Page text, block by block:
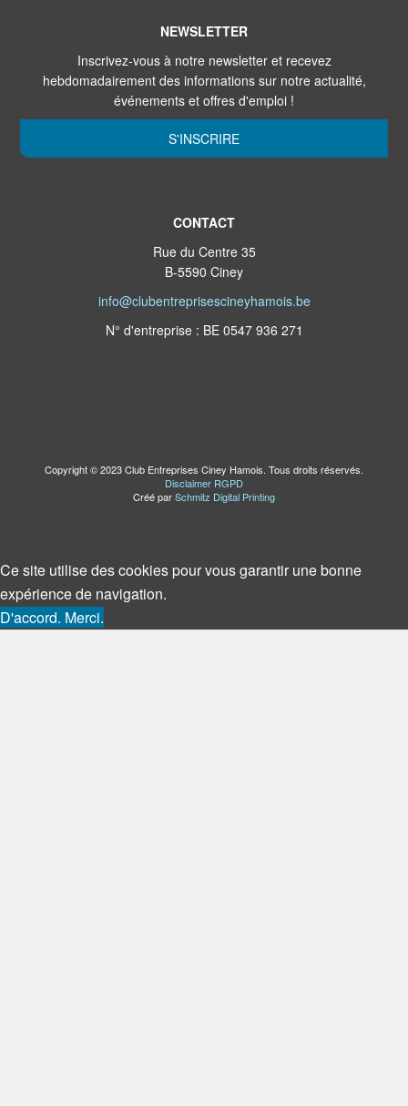
NEWSLETTER
Inscrivez-vous à notre newsletter et recevez
hebdomadairement des informations sur notre actualité,
événements et offres d'emploi !
S'INSCRIRE
CONTACT
Rue du Centre 35
B-5590 Ciney
info@clubentreprisescineyhamois.be
N° d'entreprise : BE 0547 936 271
Copyright © 2023 Club Entreprises Ciney Hamois. Tous droits réservés.
Disclaimer RGPD
Créé parSchmitz Digital Printing
Ce site utilise des cookies pour vous garantir une bonne
expérience de navigation.
D'accord. Merci.